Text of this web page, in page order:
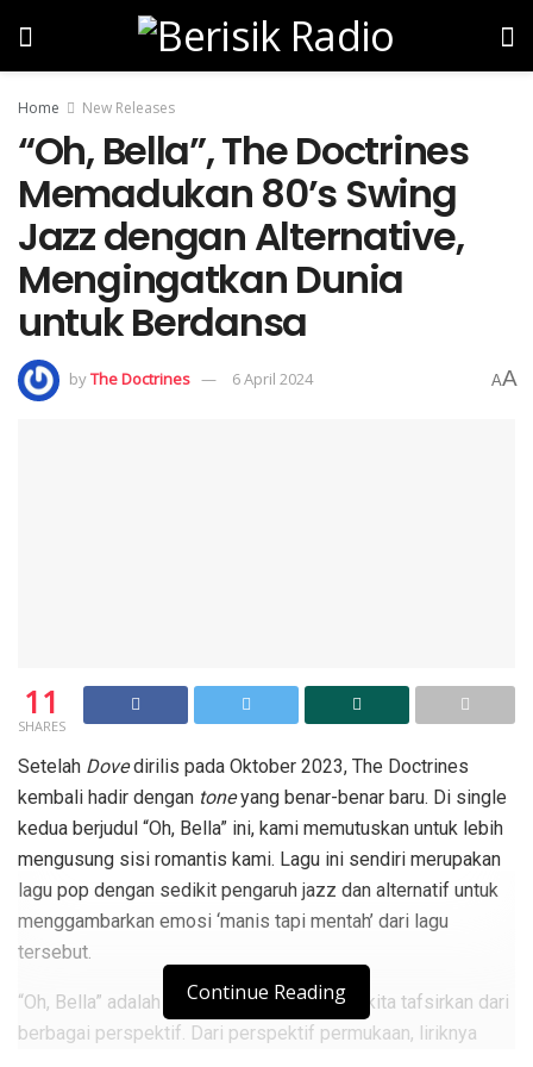
Home New Releases
“Oh, Bella”, The Doctrines
Memadukan 80’s Swing
Jazz dengan Alternative,
Mengingatkan Dunia
untuk Berdansa
byThe Doctrines 6 April 2024 AA
11
SHARES
Setelah Dovedirilis pada Oktober 2023, The Doctrines
kembali hadir dengan toneyang benar-benar baru. Di single
kedua berjudul “Oh, Bella” ini, kami memutuskan untuk lebih
mengusung sisi romantis kami. Lagu ini sendiri merupakan
lagu pop dengan sedikit pengaruh jazz dan alternatif untuk
menggambarkan emosi ‘manis tapi mentah’ dari lagu
tersebut.
“Oh, Bella” adalah sebuah cerita yang bisa kita tafsirkan dari
berbagai perspektif. Dari perspektif permukaan, liriknya
Continue Reading